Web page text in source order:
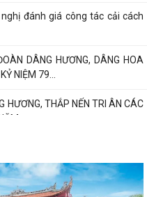
đánh giá công tác cải cách
DÂNG HƯƠNG, DÂNG HOA
NIỆM 79...
HƯƠNG, THẮP NẾN TRI ÂN CÁC
ĐIỀU LỆ ĐẢNG
Lưu Kiếm triển khai “Kỳ họp số”